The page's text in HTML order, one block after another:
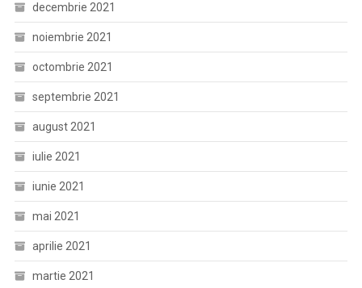
decembrie 2021
noiembrie 2021
octombrie 2021
septembrie 2021
august 2021
iulie 2021
iunie 2021
mai 2021
aprilie 2021
martie 2021